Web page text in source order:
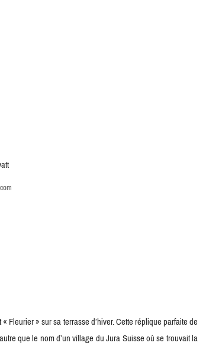
» sur sa terrasse d’hiver. Cette réplique parfaite de
que le nom d’un village du Jura Suisse où se trouvait la